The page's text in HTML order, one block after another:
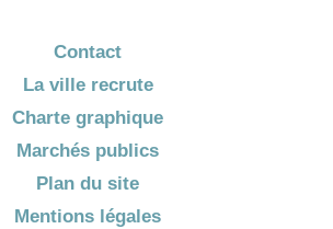
Contact
La ville recrute
Charte graphique
Marchés publics
Plan du site
Mentions légales